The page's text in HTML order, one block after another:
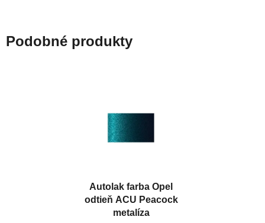
Podobné produkty
Autolak farba Opel
odtieň ACU Peacock
metalíza